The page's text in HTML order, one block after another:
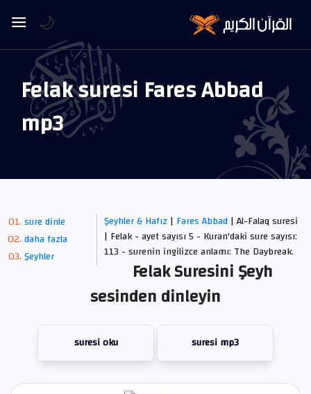
Felak suresi Fares Abbad
mp3
sure dinle
daha fazla
Şeyhler
Şeyhler & Hafız| Fares Abbad| Al-Falaq suresi
| Felak - ayet sayısı 5 - Kuran'daki sure sayısı:
113 - surenin ingilizce anlamı: The Daybreak.
Felak Suresini Şeyh
sesinden dinleyin
suresi oku suresi mp3
🌙